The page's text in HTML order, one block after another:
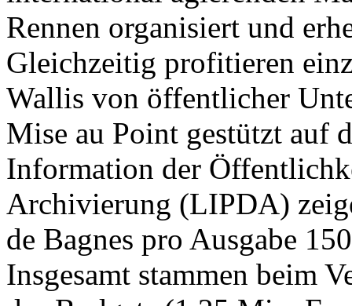
Rennen organisiert und
Gleichzeitig profitieren
Wallis von öffentlicher
Mise au Point gestützt auf
Information der
Archivierung (LIPDA)
de Bagnes pro Ausgabe
Insgesamt stammen beim